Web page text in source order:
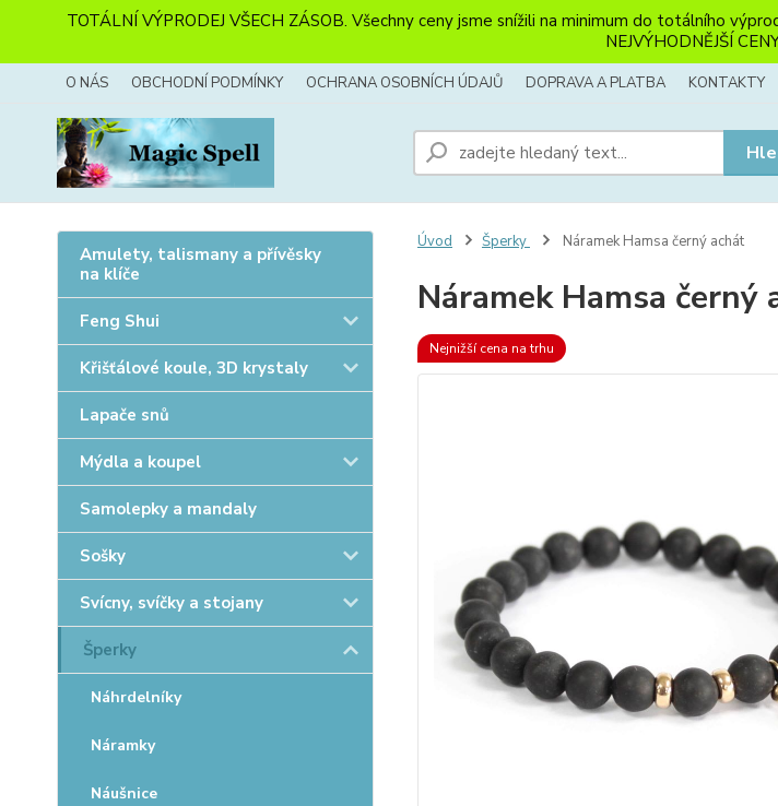
TOTÁLNÍ VÝPRODEJ VŠECH ZÁSOB. Všechny ceny jsme snížili na minimum do totálního
NEJVÝHODNĚJŠÍ
O NÁS OBCHODNÍ PODMÍNKY OCHRANA OSOBNÍCH ÚDAJŮ DOPRAVA A PLATBA KONTAKTY
Amulety, talismany a přívěsky
na klíče
Feng Shui
Křišťálové koule, 3D krystaly
Lapače snů
Mýdla a koupel
Samolepky a mandaly
Sošky
Svícny, svíčky a stojany
Šperky
Náhrdelníky
Náramky
Náušnice
Úvod Šperky Náramek Hamsa černý achát
Náramek Hamsa černý
Nejnižší cena na trhu